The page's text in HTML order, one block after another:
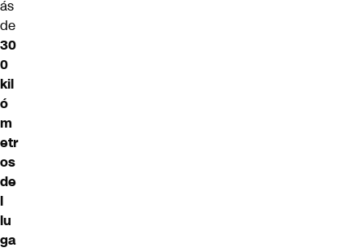
ás
de
30
0
kil
ó
m
etr
os
de
l
lu
ga